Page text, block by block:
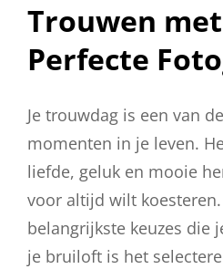
Trouwen
Perfecte
Je trouwdag is een van
momenten in je leven.
liefde, geluk en mooie
voor altijd wilt koesteren.
belangrijkste keuzes die
je bruiloft is het